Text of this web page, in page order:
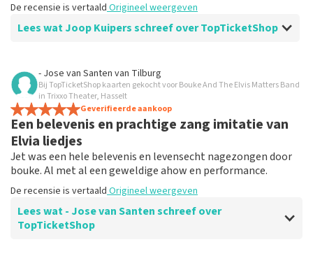
De recensie is vertaald Origineel weergeven
Lees wat Joop Kuipers schreef over TopTicketShop
Beoordeling van Joop Kuipers over
Was gewoon BNN heel mooi
De recensie is vertaaldOrigineel weergeven
- Jose van Santen van Tilburg
Bij TopTicketShop kaarten gekocht voor Bouke And The Elvis Matters Band
in Trixxo Theater, Hasselt
Geverifieerde aankoop
Een belevenis en prachtige zang imitatie van
Elvia liedjes
Jet was een hele belevenis en levensecht nagezongen door
bouke. Al met al een geweldige ahow en performance.
De recensie is vertaald Origineel weergeven
Lees wat - Jose van Santen schreef over
TopTicketShop